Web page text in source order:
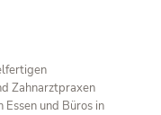
Zahnarztpraxen
und Büros in